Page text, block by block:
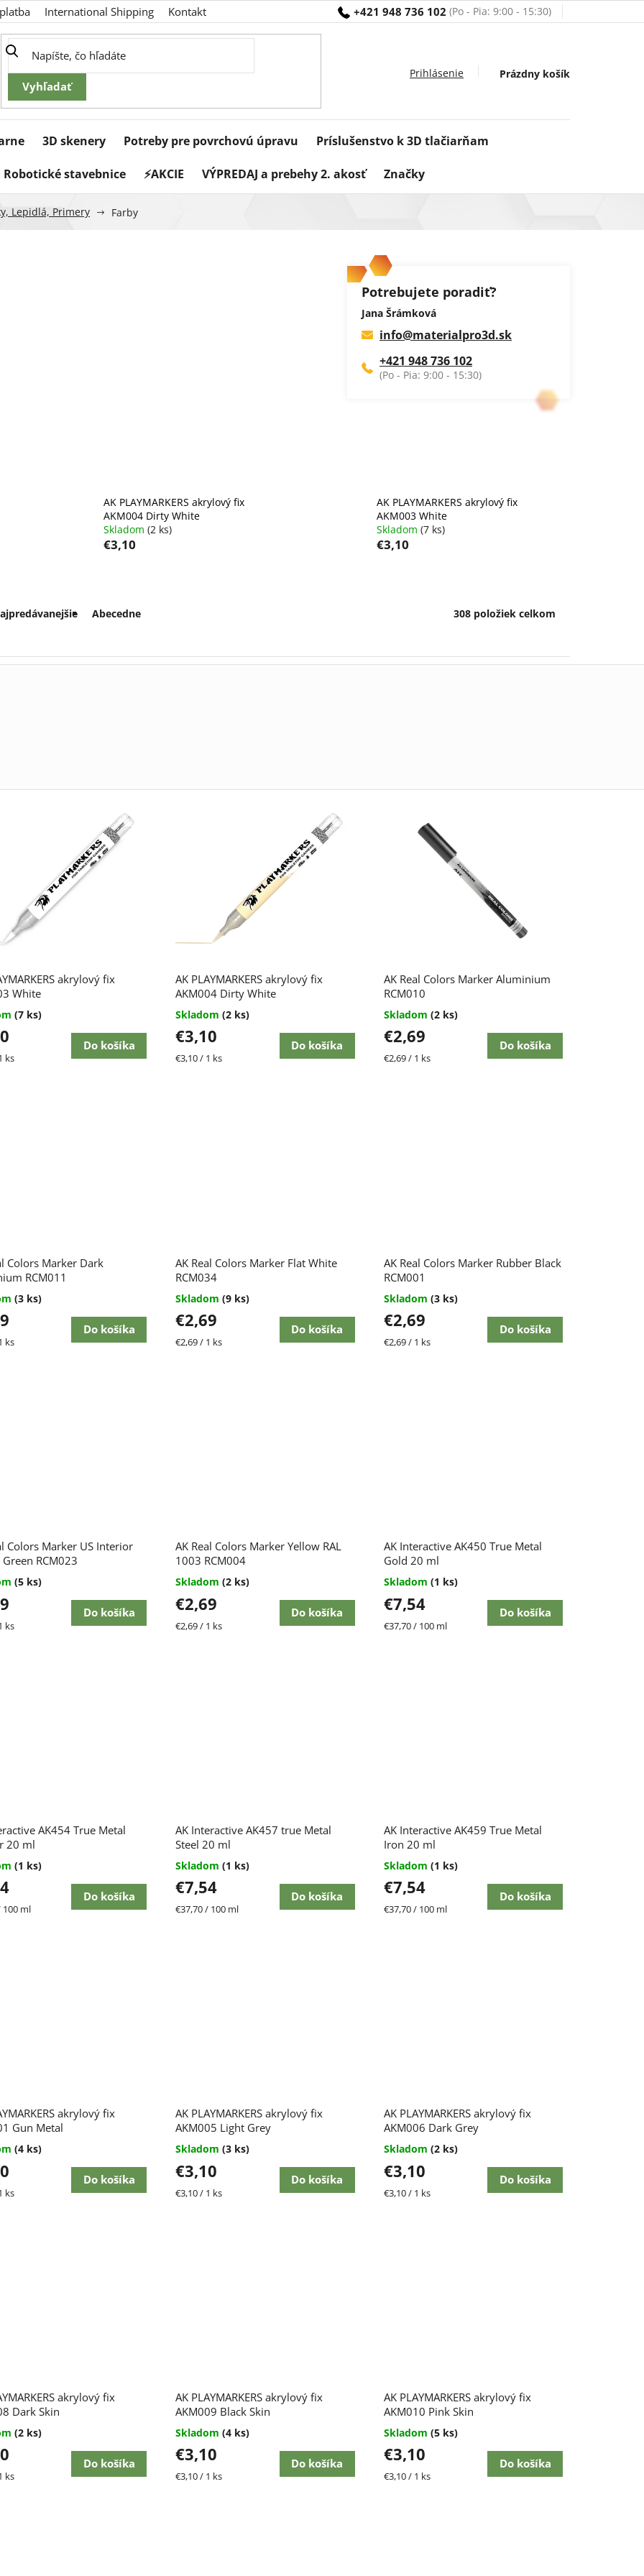
+421 948 736 102
International Shipping Kontakt
Nákupný
Prázdny košík
3D skenery Potreby pre povrchovú úpravu Príslušenstvo k 3D tlačiarňam
Robotické stavebnice ⚡AKCIE VÝPREDAJ a prebehy 2. akosť Značky
Lepidlá, Primery Farby
Potrebujete poradiť?
Jana Šrámková
info@materialpro3d.sk
+421 948 736 102
AK PLAYMARKERS akrylový fix
AKM004 Dirty White
Skladom(2 ks)
€3,10
AK PLAYMARKERS akrylový fix
AKM003 White
Skladom (7 ks)
€3,10
Abecedne 308 položiek celkom
akrylový fix
White
(7 ks)
ks
Do košíka
AK PLAYMARKERS akrylový fix
AKM004 Dirty White
Skladom (2 ks)
€3,10
Jednotková
€3,10 / 1 ks
Do košíka
AK Real Colors Marker Aluminium
RCM010
Skladom (2 ks)
€2,69
Jednotková
€2,69 / 1 ks
Do košíka
Colors Marker Dark
RCM011
(3 ks)
ks
Do košíka
AK Real Colors Marker Flat White
RCM034
hodnotenie
produktu
5,0
z
hviezdičiek.
Skladom (9 ks)
€2,69
Jednotková
€2,69 / 1 ks
Do košíka
AK Real Colors Marker Rubber Black
RCM001
Skladom (3 ks)
€2,69
Jednotková
€2,69 / 1 ks
Do košíka
Colors Marker US Interior
RCM023
(5 ks)
ks
Do košíka
AK Real Colors Marker Yellow RAL
1003 RCM004
Skladom (2 ks)
€2,69
Jednotková
€2,69 / 1 ks
Do košíka
AK Interactive AK450 True Metal
Gold 20 ml
Skladom (1 ks)
€7,54
Jednotková
€37,70 / 100 ml
Do košíka
AK454 True Metal
20 ml
(1 ks)
100 ml
Do košíka
AK Interactive AK457 true Metal
Steel 20 ml
Skladom (1 ks)
€7,54
Jednotková
€37,70 / 100 ml
Do košíka
AK Interactive AK459 True Metal
Iron 20 ml
Skladom (1 ks)
€7,54
Jednotková
€37,70 / 100 ml
Do košíka
akrylový fix
Gun Metal
(4 ks)
ks
Do košíka
AK PLAYMARKERS akrylový fix
AKM005 Light Grey
Skladom (3 ks)
€3,10
Jednotková
€3,10 / 1 ks
Do košíka
AK PLAYMARKERS akrylový fix
AKM006 Dark Grey
Skladom (2 ks)
€3,10
Jednotková
€3,10 / 1 ks
Do košíka
akrylový fix
Dark Skin
(2 ks)
ks
Do košíka
AK PLAYMARKERS akrylový fix
AKM009 Black Skin
Skladom (4 ks)
€3,10
Jednotková
€3,10 / 1 ks
Do košíka
AK PLAYMARKERS akrylový fix
AKM010 Pink Skin
Skladom (5 ks)
€3,10
Jednotková
€3,10 / 1 ks
Do košíka